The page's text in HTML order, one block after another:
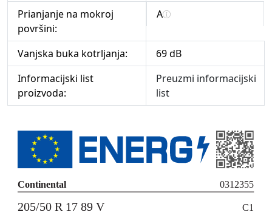
Prianjanje na mokroj
površini:
A
Vanjska buka kotrljanja:
69 dB
Informacijski list
proizvoda:
Preuzmi informacijski
list